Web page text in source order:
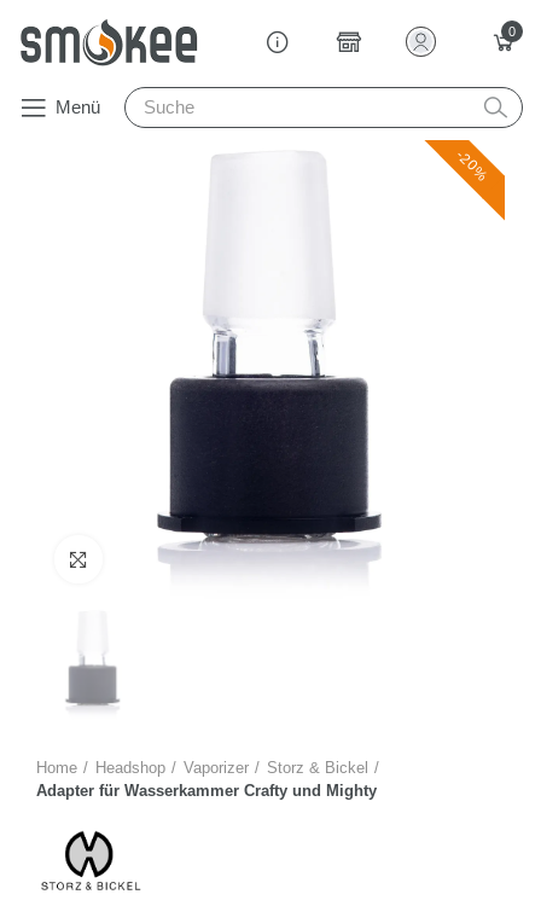
0
Menü
-20%
Zum Vergrössern anklicken
Home Headshop Vaporizer
Storz & Bickel
Adapter für Wasserkammer Crafty und Mighty